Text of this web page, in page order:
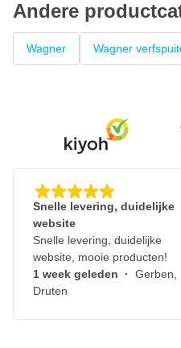
Andere
Wagner Wagner
Snelle levering, duidelijke
website
Snelle levering, duidelijke
website, mooie producten!
1 week geleden · Gerben,
Druten